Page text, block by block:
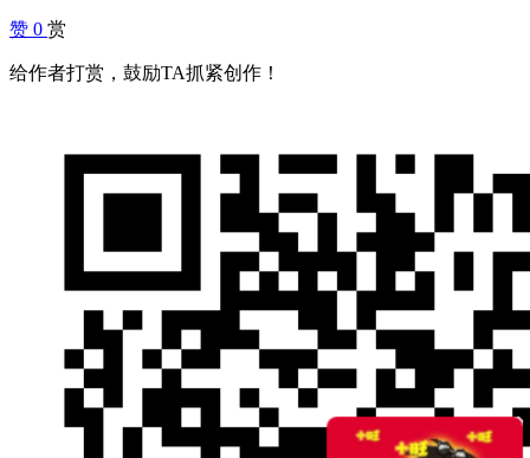
赞 0 赏
给作者打赏，鼓励TA抓紧创作！